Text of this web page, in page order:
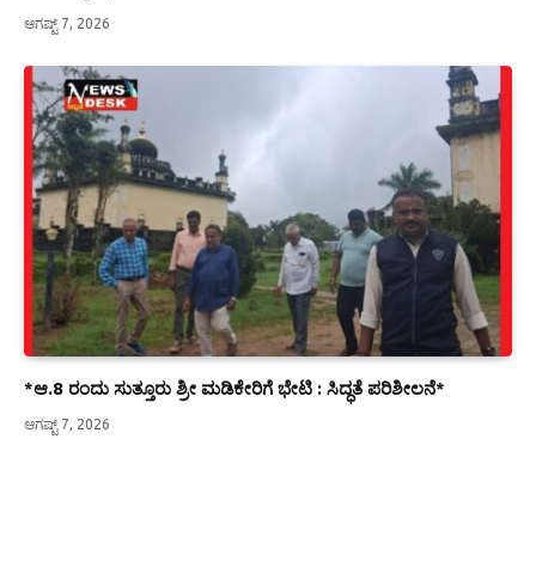
ಆಗಷ್ಟ್ 7, 2026
*ಆ.8 ರಂದು ಸುತ್ತೂರು ಶ್ರೀ ಮಡಿಕೇರಿಗೆ ಭೇಟಿ : ಸಿದ್ಧತೆ ಪರಿಶೀಲನೆ*
ಆಗಷ್ಟ್ 7, 2026